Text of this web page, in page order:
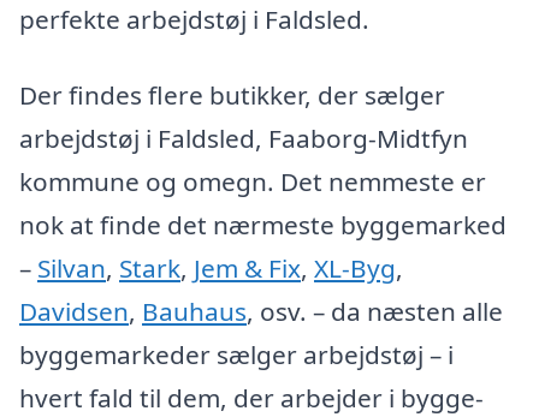
perfekte arbejdstøj i Faldsled.
Der findes flere butikker, der sælger
arbejdstøj i Faldsled, Faaborg-Midtfyn
kommune og omegn. Det nemmeste er
nok at finde det nærmeste byggemarked
– Silvan, Stark, Jem & Fix, XL-Byg,
Davidsen, Bauhaus, osv. – da næsten alle
byggemarkeder sælger arbejdstøj – i
hvert fald til dem, der arbejder i bygge-